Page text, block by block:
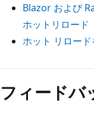
Blazor および
ホットリロード
ホット リロー
フィードバ